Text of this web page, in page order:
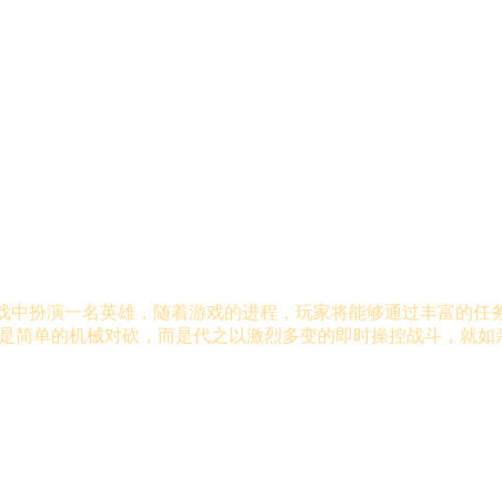
中扮演一名英雄，随着游戏的进程，玩家将能够通过丰富的
单的机械对砍，而是代之以激烈多变的即时操控战斗，就如